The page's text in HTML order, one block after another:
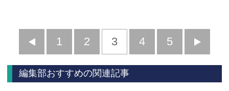
前
へ
1 2 3 4 5
へ
編集部おすすめの関連記事